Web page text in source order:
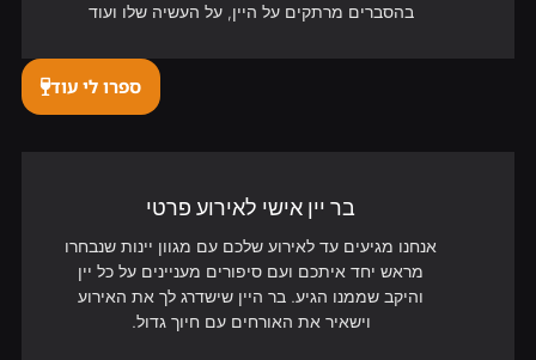
בהסברים מרתקים על היין, על העשיה שלו ועוד
ספרו לי עוד
בר יין אישי לאירוע פרטי
אנחנו מגיעים עד לאירוע שלכם עם מגוון יינות שנבחרו
מראש יחד איתכם ועם סיפורים מעניינים על כל יין
והיקב שממנו הגיע. בר היין שישדרג לך את האירוע
וישאיר את האורחים עם חיוך גדול.